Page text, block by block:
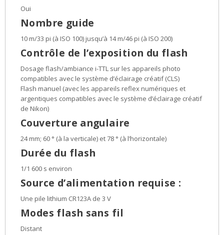
Oui
Nombre guide
10 m/33 pi (à ISO 100) jusqu’à 14 m/46 pi (à ISO 200)
Contrôle de l’exposition du flash
Dosage flash/ambiance i-TTL sur les appareils photo
compatibles avec le système d’éclairage créatif (CLS)
Flash manuel (avec les appareils reflex numériques et
argentiques compatibles avec le système d’éclairage créatif
de Nikon)
Couverture angulaire
24 mm; 60 ° (à la verticale) et 78 ° (à l’horizontale)
Durée du flash
1/1 600 s environ
Source d’alimentation requise :
Une pile lithium CR123A de 3 V
Modes flash sans fil
Distant